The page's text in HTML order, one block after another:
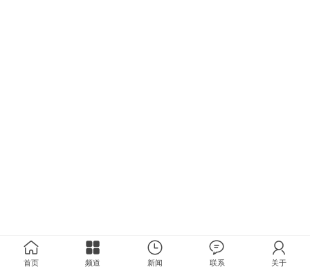
首页 频道 新闻 联系 关于